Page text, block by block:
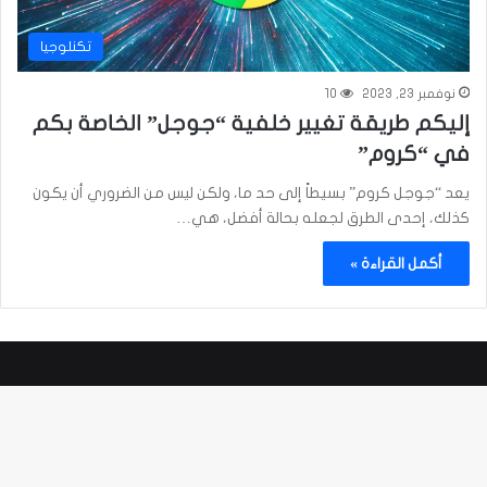
تكنلوجيا
نوفمبر 23, 2023 10
إليكم طريقة تغيير خلفية “جوجل” الخاصة بكم
في “كروم”
يعد “جوجل كروم” بسيطاً إلى حد ما، ولكن ليس من الضروري أن يكون
كذلك، إحدى الطرق لجعله بحالة أفضل، هي…
أكمل القراءة »